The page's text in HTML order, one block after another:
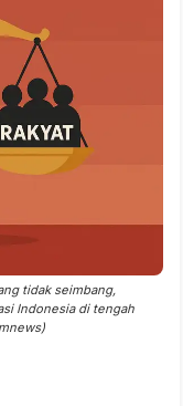
tidak seimbang,
Indonesia di tengah